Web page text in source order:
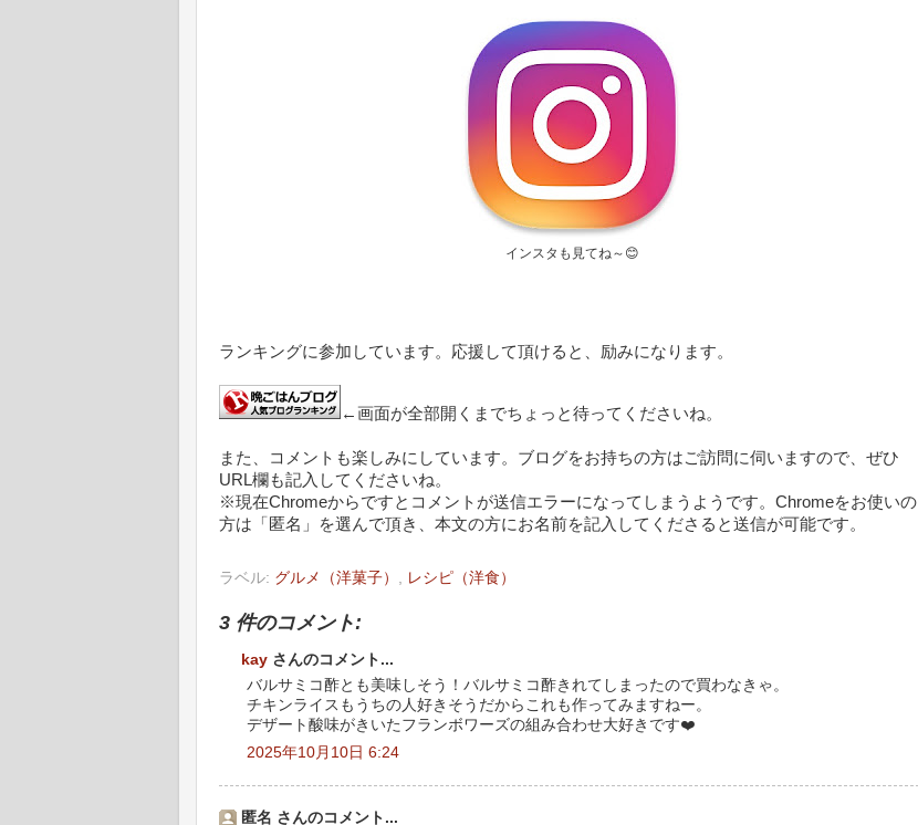
インスタも見てね～😊
ランキングに参加しています。応援して頂けると、励みになります。
←画面が全部開くまでちょっと待ってくださいね。
また、コメントも楽しみにしています。ブログをお持ちの方はご訪問に伺いますので、ぜひ
URL欄も記入してくださいね。
※現在Chromeからですとコメントが送信エラーになってしまうようです。Chromeをお使いの
方は「匿名」を選んで頂き、本文の方にお名前を記入してくださると送信が可能です。
ラベル: グルメ（洋菓子） , レシピ（洋食）
3 件のコメント:
kay さんのコメント...
バルサミコ酢とも美味しそう！バルサミコ酢きれてしまったので買わなきゃ。
チキンライスもうちの人好きそうだからこれも作ってみますねー。
デザート酸味がきいたフランボワーズの組み合わせ大好きです❤️
2025年10月10日 6:24
匿名 さんのコメント...